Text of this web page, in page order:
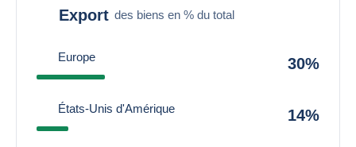
Export des biens en % du total
Europe 30%
États-Unis d'Amérique 14%